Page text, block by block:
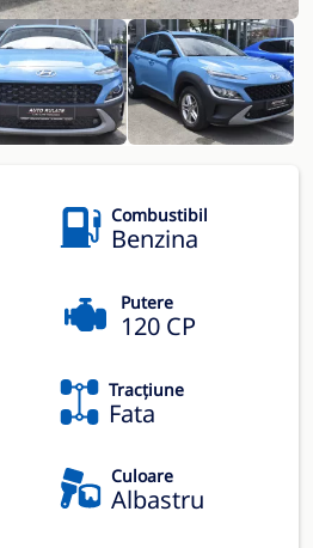
Combustibil
Benzina
Putere
120 CP
Tracțiune
Fata
Culoare
Albastru